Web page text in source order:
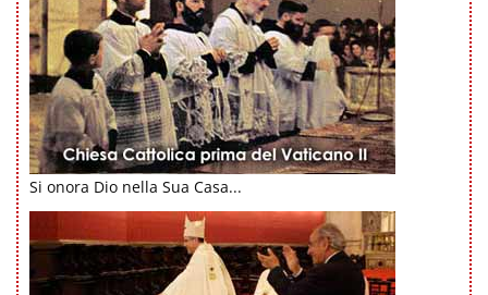
Si onora Dio nella Sua Casa...